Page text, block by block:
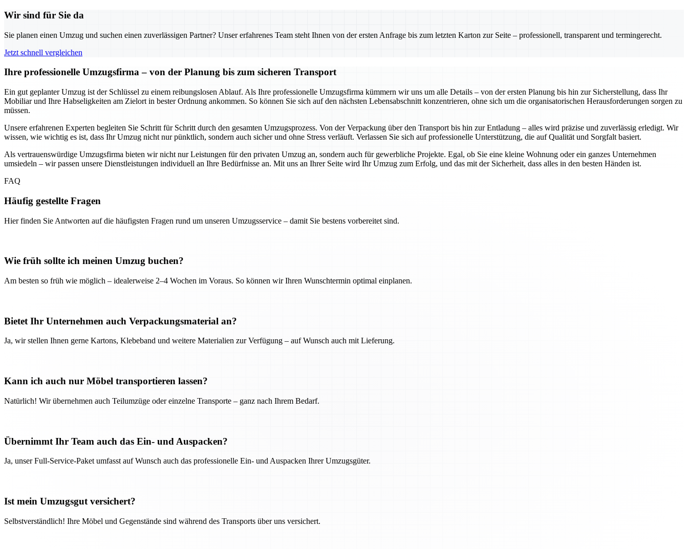
Wir sind für Sie da
Sie planen einen Umzug und suchen einen zuverlässigen Partner? Unser erfahrenes Team steht Ihnen von der ersten Anfrage bis zum letzten Karton zur Seite – professionell, transparent und termingerecht.
Jetzt schnell vergleichen
Ihre professionelle Umzugsfirma – von der Planung bis zum sicheren Transport
Ein gut geplanter Umzug ist der Schlüssel zu einem reibungslosen Ablauf. Als Ihre professionelle Umzugsfirma kümmern wir uns um alle Details – von der ersten Planung bis hin zur Sicherstellung, dass Ihr
Mobiliar und Ihre Habseligkeiten am Zielort in bester Ordnung ankommen. So können Sie sich auf den nächsten Lebensabschnitt konzentrieren, ohne sich um die organisatorischen Herausforderungen sorgen zu
müssen.
Unsere erfahrenen Experten begleiten Sie Schritt für Schritt durch den gesamten Umzugsprozess. Von der Verpackung über den Transport bis hin zur Entladung – alles wird präzise und zuverlässig erledigt. Wir
wissen, wie wichtig es ist, dass Ihr Umzug nicht nur pünktlich, sondern auch sicher und ohne Stress verläuft. Verlassen Sie sich auf professionelle Unterstützung, die auf Qualität und Sorgfalt basiert.
Als vertrauenswürdige Umzugsfirma bieten wir nicht nur Leistungen für den privaten Umzug an, sondern auch für gewerbliche Projekte. Egal, ob Sie eine kleine Wohnung oder ein ganzes Unternehmen
umsiedeln – wir passen unsere Dienstleistungen individuell an Ihre Bedürfnisse an. Mit uns an Ihrer Seite wird Ihr Umzug zum Erfolg, und das mit der Sicherheit, dass alles in den besten Händen ist.
FAQ
Häufig gestellte Fragen
Hier finden Sie Antworten auf die häufigsten Fragen rund um unseren Umzugsservice – damit Sie bestens vorbereitet sind.
Wie früh sollte ich meinen Umzug buchen?
Am besten so früh wie möglich – idealerweise 2–4 Wochen im Voraus. So können wir Ihren Wunschtermin optimal einplanen.
Bietet Ihr Unternehmen auch Verpackungsmaterial an?
Ja, wir stellen Ihnen gerne Kartons, Klebeband und weitere Materialien zur Verfügung – auf Wunsch auch mit Lieferung.
Kann ich auch nur Möbel transportieren lassen?
Natürlich! Wir übernehmen auch Teilumzüge oder einzelne Transporte – ganz nach Ihrem Bedarf.
Übernimmt Ihr Team auch das Ein- und Auspacken?
Ja, unser Full-Service-Paket umfasst auf Wunsch auch das professionelle Ein- und Auspacken Ihrer Umzugsgüter.
Ist mein Umzugsgut versichert?
Selbstverständlich! Ihre Möbel und Gegenstände sind während des Transports über uns versichert.